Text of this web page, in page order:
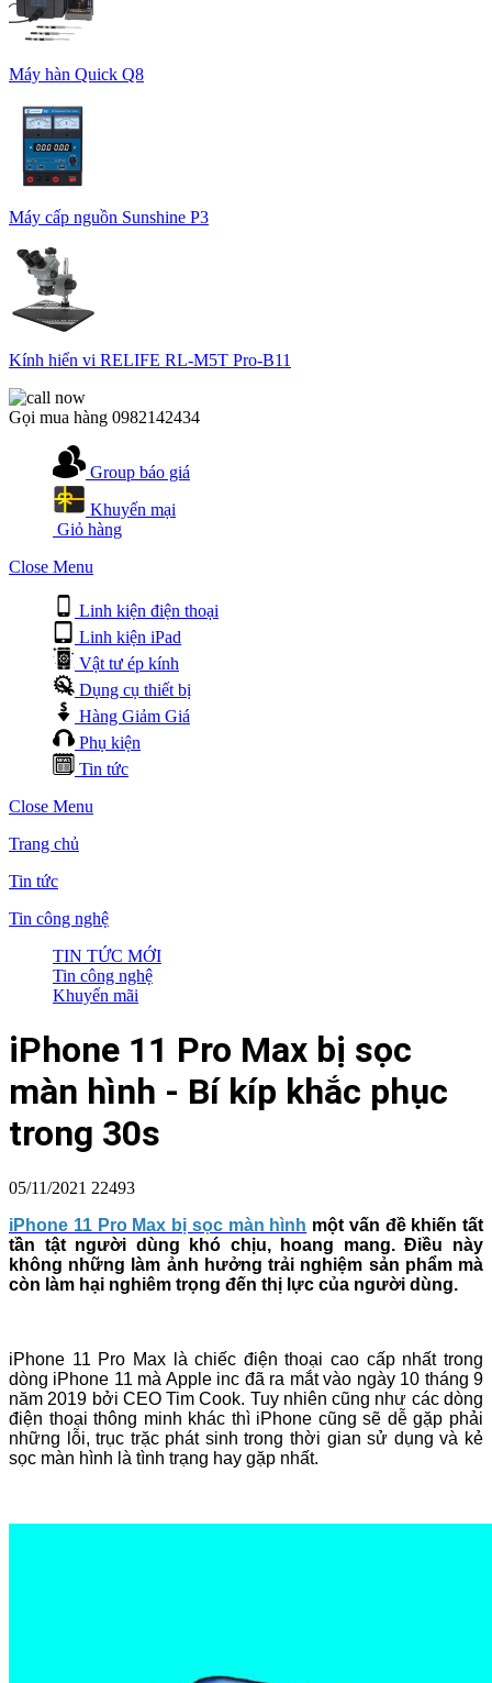
Máy hàn Quick Q8
Máy cấp nguồn Sunshine P3
Kính hiển vi RELIFE RL-M5T Pro-B11
Gọi mua hàng 0982142434
Group báo giá
Khuyến mại
Giỏ hàng
Close Menu
Linh kiện điện thoại
Linh kiện iPad
Vật tư ép kính
Dụng cụ thiết bị
Hàng Giảm Giá
Phụ kiện
Tin tức
Close Menu
Trang chủ
Tin tức
Tin công nghệ
TIN TỨC MỚI
Tin công nghệ
Khuyến mãi
iPhone 11 Pro Max bị sọc
màn hình - Bí kíp khắc phục
trong 30s
05/11/2021 22493
iPhone 11 Pro Max bị sọc màn hình một vấn đề khiến tất
tần tật người dùng khó chịu, hoang mang. Điều này
không những làm ảnh hưởng trải nghiệm sản phẩm mà
còn làm hại nghiêm trọng đến thị lực của người dùng.
iPhone 11 Pro Max là chiếc điện thoại cao cấp nhất trong
dòng iPhone 11 mà Apple inc đã ra mắt vào ngày 10 tháng 9
năm 2019 bởi CEO Tim Cook. Tuy nhiên cũng như các dòng
điện thoại thông minh khác thì iPhone cũng sẽ dễ gặp phải
những lỗi, trục trặc phát sinh trong thời gian sử dụng và kẻ
sọc màn hình là tình trạng hay gặp nhất.